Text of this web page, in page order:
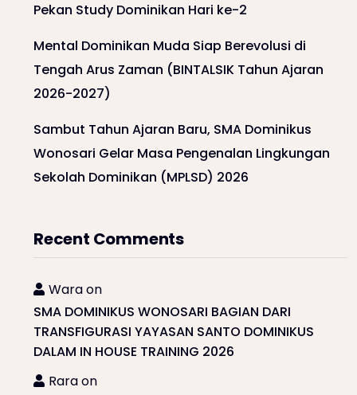
Pekan Study Dominikan Hari ke-2
Mental Dominikan Muda Siap Berevolusi di
Tengah Arus Zaman (BINTALSIK Tahun Ajaran
2026-2027)
Sambut Tahun Ajaran Baru, SMA Dominikus
Wonosari Gelar Masa Pengenalan Lingkungan
Sekolah Dominikan (MPLSD) 2026
Recent Comments
Waraon
SMA DOMINIKUS WONOSARI BAGIAN DARI
TRANSFIGURASI YAYASAN SANTO DOMINIKUS
DALAM IN HOUSE TRAINING 2026
Raraon